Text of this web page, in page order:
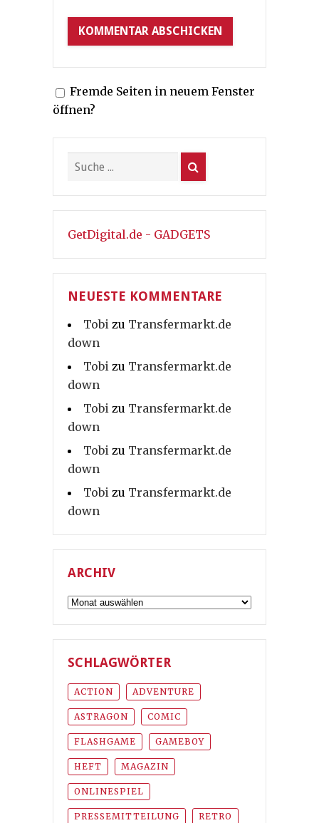
Fremde Seiten in neuem Fenster
öffnen?
GetDigital.de - GADGETS
NEUESTE KOMMENTARE
Tobi zu Transfermarkt.de
down
Tobi zu Transfermarkt.de
down
Tobi zu Transfermarkt.de
down
Tobi zu Transfermarkt.de
down
Tobi zu Transfermarkt.de
down
ARCHIV
Archiv
SCHLAGWÖRTER
ACTION ADVENTURE
ASTRAGON COMIC
FLASHGAME GAMEBOY
HEFT MAGAZIN
ONLINESPIEL
PRESSEMITTEILUNG RETRO